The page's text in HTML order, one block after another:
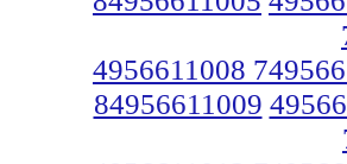
4956611008
84956611009